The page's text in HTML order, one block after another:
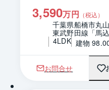
3,590万円 （税込）
千葉県船橋市丸
東武野田線「馬
4LDK 建物
お問合せ